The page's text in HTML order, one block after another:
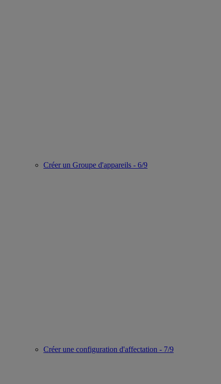
Créer un Groupe d'appareils - 6/9
Créer une configuration d'affectation - 7/9